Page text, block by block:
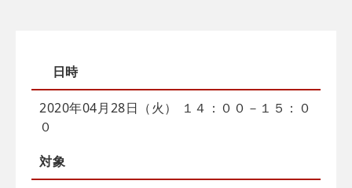
日時
2020年04月28日（火） １４：００－１５：０
０
対象